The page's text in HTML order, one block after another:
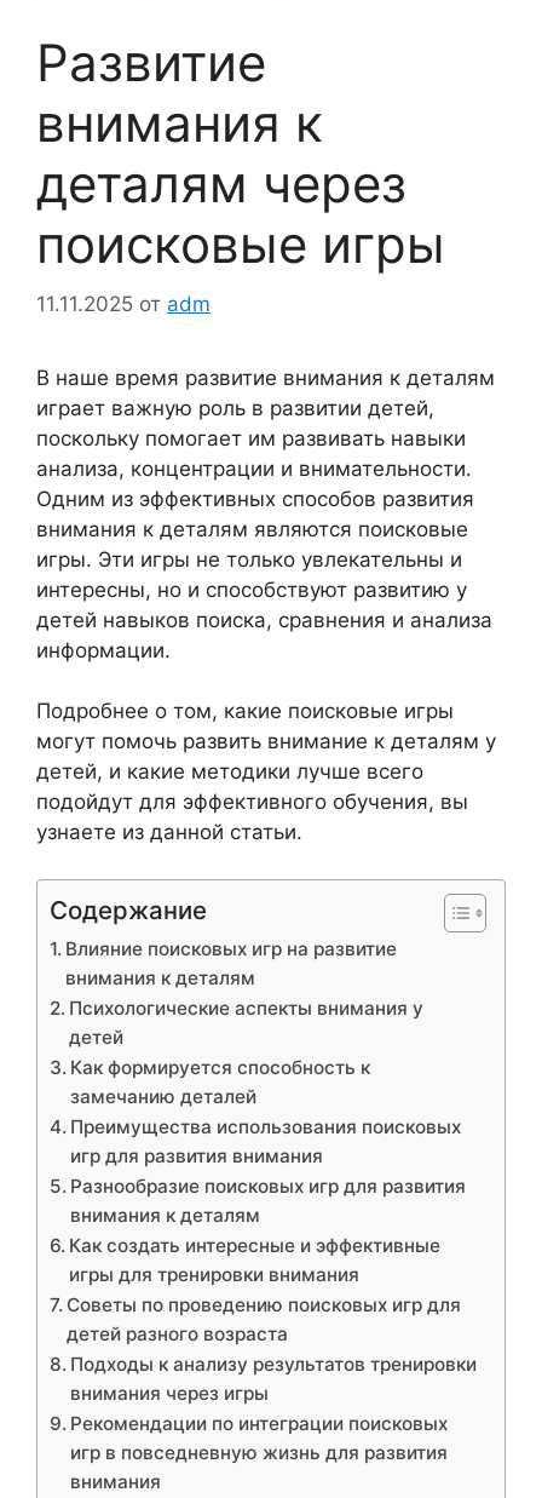
Развитие
внимания к
деталям через
поисковые игры
11.11.2025 от adm
В наше время развитие внимания к деталям
играет важную роль в развитии детей,
поскольку помогает им развивать навыки
анализа, концентрации и внимательности.
Одним из эффективных способов развития
внимания к деталям являются поисковые
игры. Эти игры не только увлекательны и
интересны, но и способствуют развитию у
детей навыков поиска, сравнения и анализа
информации.
Подробнее о том, какие поисковые игры
могут помочь развить внимание к деталям у
детей, и какие методики лучше всего
подойдут для эффективного обучения, вы
узнаете из данной статьи.
Содержание
Влияние поисковых игр на развитие
внимания к деталям
Психологические аспекты внимания у
детей
Как формируется способность к
замечанию деталей
Преимущества использования поисковых
игр для развития внимания
Разнообразие поисковых игр для развития
внимания к деталям
Как создать интересные и эффективные
игры для тренировки внимания
Советы по проведению поисковых игр для
детей разного возраста
Подходы к анализу результатов тренировки
внимания через игры
Рекомендации по интеграции поисковых
игр в повседневную жизнь для развития
внимания